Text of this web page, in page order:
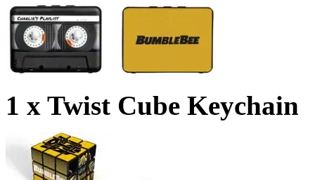
1 x Twist Cube Keychain